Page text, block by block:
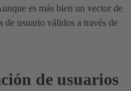
es más bien un vector de
de usuario válidos a través de
de usuarios